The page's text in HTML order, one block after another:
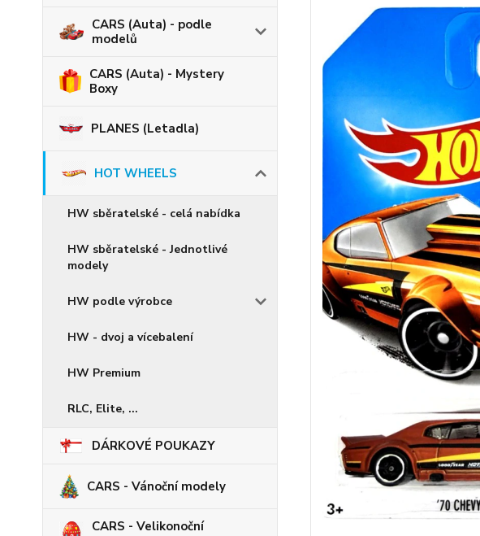
CARS (Auta) - podle
modelů
CARS (Auta) - Mystery
Boxy
PLANES (Letadla)
HOT WHEELS
HW sběratelské - celá nabídka
HW sběratelské - Jednotlivé
modely
HW podle výrobce
HW - dvoj a vícebalení
HW Premium
RLC, Elite, ...
DÁRKOVÉ POUKAZY
CARS - Vánoční modely
CARS - Velikonoční